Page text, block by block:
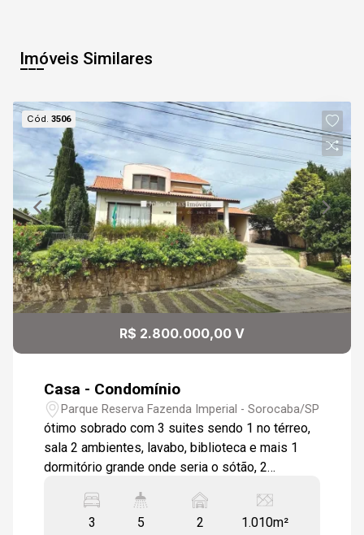
Imóveis Similares
Cód.3506
R$ 2.800.000,00 V
Casa - Condomínio
Parque Reserva Fazenda Imperial - Sorocaba/SP
ótimo sobrado com 3 suites sendo 1 no térreo,
sala 2 ambientes, lavabo, biblioteca e mais 1
dormitório grande onde seria o sótão, 2
área de serviço, banheiro externo, edícula com
varanda, garagem para 2 carros cobertos. Casa
3
5
2
1.010m²